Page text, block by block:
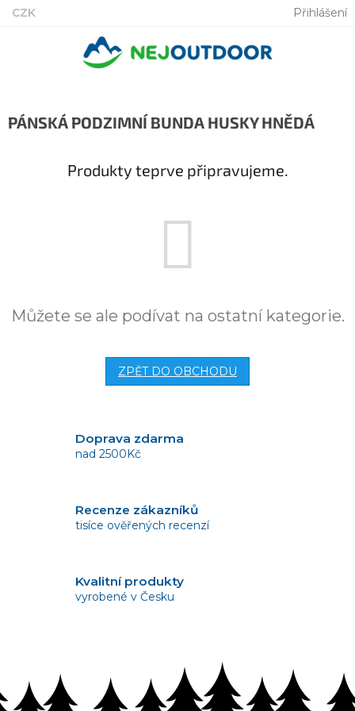
Přejít
CZK Přihlášení
PÁNSKÁ PODZIMNÍ BUNDA HUSKY HNĚDÁ
Produkty teprve připravujeme.
Můžete se ale podívat na ostatní kategorie.
ZPĚT DO OBCHODU
Doprava zdarma
nad 2500Kč
Recenze zákazníků
tisíce ověřených recenzí
Kvalitní produkty
vyrobené v Česku
bez problémů do 14 dnů